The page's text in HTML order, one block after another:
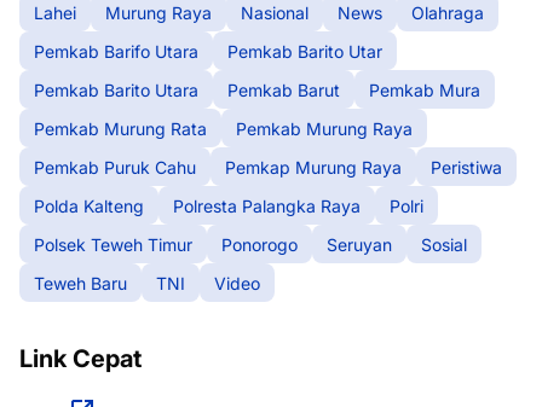
Lahei
Murung Raya Nasional News
Olahraga
Pemkab Barifo Utara
Pemkab Barito Utar
Pemkab Barito Utara
Pemkab Barut
Pemkab Mura
Pemkab Murung Rata
Pemkab Murung Raya
Pemkab Puruk Cahu
Pemkap Murung Raya
Peristiwa
Polda Kalteng
Polresta Palangka Raya
Polri
Polsek Teweh Timur
Ponorogo Seruyan
Sosial
Teweh Baru
TNI Video
Link Cepat